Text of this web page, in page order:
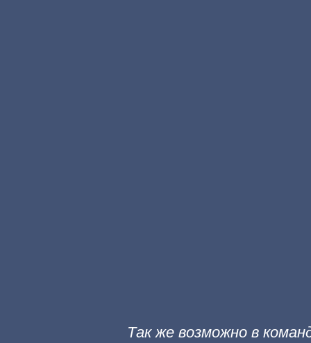
Так же возможно в команде